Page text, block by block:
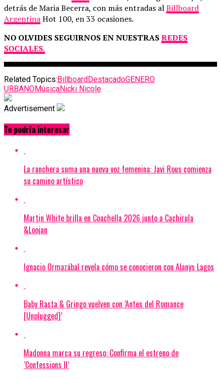
detrás de Maria Becerra, con más entradas alBillboard
ArgentinaHot 100, en 33 ocasiones.
NO OLVIDES SEGUIRNOS EN NUESTRASREDES
SOCIALES.
Related Topics:BillboardDestacadoGENERO
URBANOMúsicaNicki Nicole
Advertisement
Te podría interesar
La ranchera suma una nueva voz femenina: Javi Rous comienza
su camino artístico
Martin White brilla en Coachella 2026 junto a Cachirula
&Loojan
Ignacio Ormazábal revela cómo se conocieron con Alanys Lagos
Baby Rasta & Gringo vuelven con ‘Antes del Romance
[Unplugged]’
Madonna marca su regreso: Confirma el estreno de
‘Confessions II’